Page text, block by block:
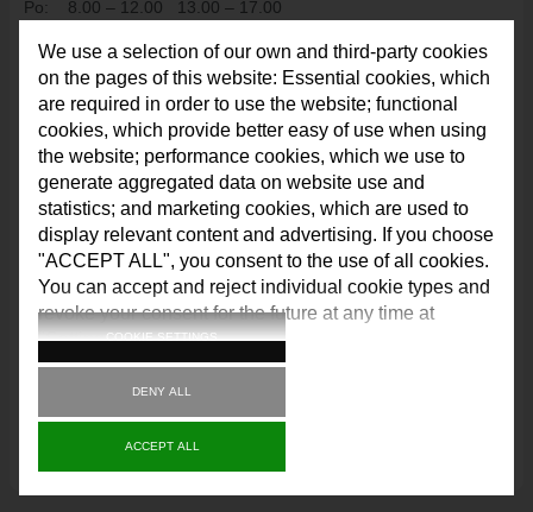
VAJNORSKÉ JAZERÁ
VAJNORSKÉ VINOHRADY
KONTAKTY
STAROSTA
REFERÁTY
Po: 8.00 – 12.00
13.00 – 17.00
Pia:
8.00 – 12.00
Podateľňa:
Po: 8.00 – 12.00
13.00 – 17.00
Ut:
8.00 – 12.00 13.00 – 15.00
Str:
8.00 – 12.00 13.00 – 17.00
Štv: 8.00 – 12.00 13.00 – 15.00
Pia: 8.00 – 12.00
Ohlasovňa pobytu a matrika:
Po: 8.00 – 12.00 13.00 – 17.00
Str:
8.00 – 12.00 13.00 – 17.00
Po: 8.00 – 12.00 13.00 – 17.00
8.00 – 12.00 13.00 – 17.00
We use a selection of our own and third-party cookies
on the pages of this website: Essential cookies, which
are required in order to use the website; functional
cookies, which provide better easy of use when using
the website; performance cookies, which we use to
generate aggregated data on website use and
statistics; and marketing cookies, which are used to
display relevant content and advertising. If you choose
"ACCEPT ALL", you consent to the use of all cookies.
You can accept and reject individual cookie types and
revoke your consent for the future at any time at
"Settings".COOKIE SETTINGS
DENY ALL
ACCEPT ALL